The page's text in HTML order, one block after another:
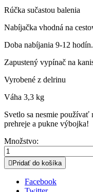
Rúčka sučastou balenia
Nabíjačka vhodná na
Doba nabíjania 9-12 hodín.
Zapustený vypínač na
Vyrobené z delrinu
Váha 3,3 kg
Svetlo sa nesmie používať
prehreje a pukne výbojka!
Množstvo:
 Pridať do košíka
Facebook